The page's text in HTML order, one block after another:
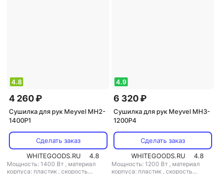
4.8
4 260 ₽
Сушилка для рук Meyvel MH2-
1400P1
Сделать заказ
WHITEGOODS.RU
4.8
Мощность: 1400 Вт , материал
корпуса: пластик , скорость
4.9
6 320 ₽
Сушилка для рук Meyvel MH3-
1200P4
Сделать заказ
WHITEGOODS.RU
4.8
Мощность: 1200 Вт , материал
корпуса: пластик , скорость